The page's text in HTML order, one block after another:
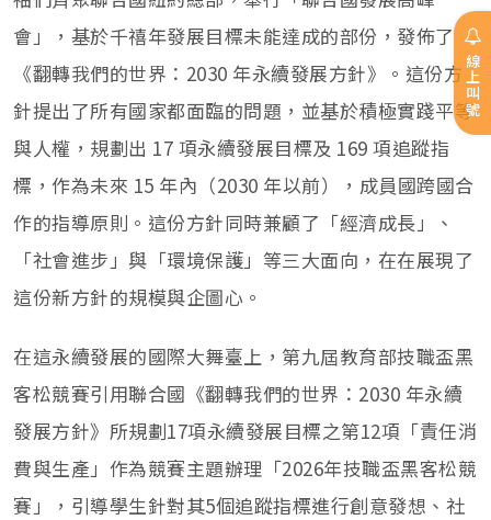
線上叫號
會」，基於千禧年發展目標未能達成的部份，發佈了
《翻轉我們的世界：2030 年永續發展方針》。這份方
針提出了所有國家都面臨的問題，並基於積極實踐平等
與人權，規劃出 17 項永續發展目標及 169 項追蹤指
標，作為未來 15 年內（2030 年以前），成員國跨國合
作的指導原則。這份方針同時兼顧了「經濟成長」、
「社會進步」與「環境保護」等三大面向，在在展現了
這份新方針的規模與企圖心。
在這永續發展的國際大舞臺上，第九屆教育部技職盃黑
客松競賽引用聯合國《翻轉我們的世界：2030 年永續
發展方針》所規劃17項永續發展目標之第12項「責任消
費與生產」作為競賽主題辦理「2026年技職盃黑客松競
賽」，引導學生針對其5個追蹤指標進行創意發想、社